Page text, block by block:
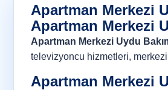
Apartman Merkezi
Apartman Merkezi
Apartman Merkezi Uydu
televizyoncu hizmetleri,
Apartman Merkezi